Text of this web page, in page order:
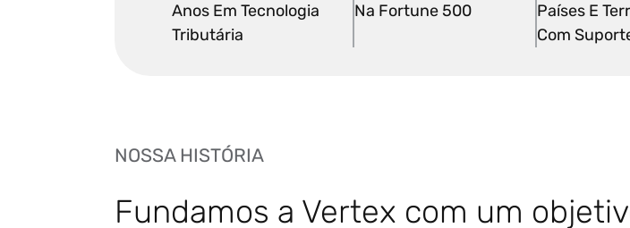
Anos Em Tecnologia
Tributária
Na Fortune 500
Países E
Com
NOSSA HISTÓRIA
Fundamos a Vertex com um